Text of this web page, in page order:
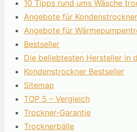
10 Tipps rund ums Wäsche
Angebote für Kondenstrockner
Angebote für
Bestseller
Die beliebtesten Hersteller in
Kondenstrockner Bestseller
Sitemap
TOP 5 – Vergleich
Trockner-Garantie
Trocknerbälle